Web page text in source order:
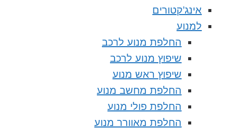
אינג’קטורים
למנוע
החלפת מנוע לרכב
שיפוץ מנוע לרכב
שיפוץ ראש מנוע
החלפת מחשב מנוע
החלפת פולי מנוע
החלפת מאוורר מנוע